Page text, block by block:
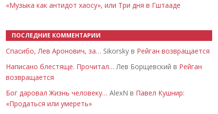
«Музыка как антидот хаосу», или Три дня в Гштааде
ПОСЛЕДНИЕ КОММЕНТАРИИ
Спасибо, Лев Аронович, за… Sikorsky в Рейган возвращается
Написано блестяще. Прочитал… Лев Борщевский в Рейган
возвращается
Бог даровал Жизнь человеку… AlexN в Павел Кушнир:
«Продаться или умереть»